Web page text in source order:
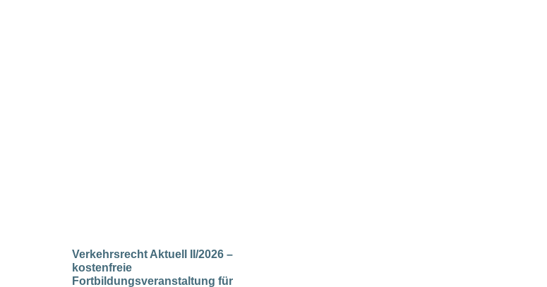
Verkehrsrecht Aktuell II/2026 –
kostenfreie
Fortbildungsveranstaltung für